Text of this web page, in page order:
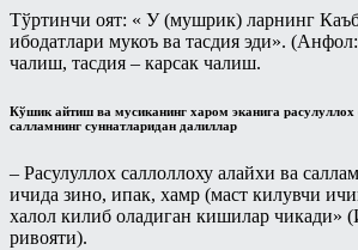
Тўртинчи оят: « У (мушрик) ларнинг
ибодатлари мукоъ ва тасдия эди».
чалиш, тасдия – карсак чалиш.
Кўшик айтиш ва мусиканинг харом эканига расулуллох
салламнинг суннатларидан далиллар
– Расулуллох саллоллоху алайхи ва
ичида зино, ипак, хамр (маст килувчи
халол килиб оладиган кишилар чикади»
ривояти).